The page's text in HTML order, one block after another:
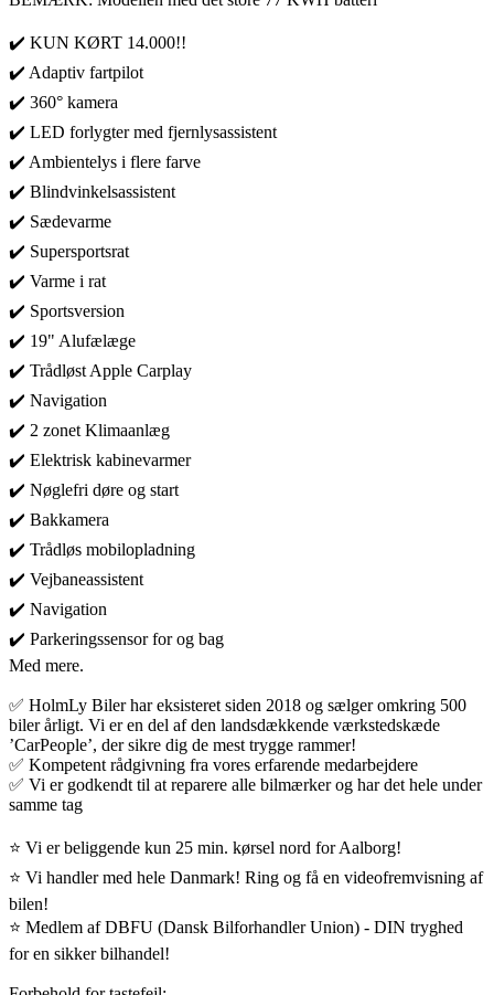
✔️ KUN KØRT 14.000!!
✔️ Adaptiv fartpilot
✔️ 360° kamera
✔️ LED forlygter med fjernlysassistent
✔️ Ambientelys i flere farve
✔️ Blindvinkelsassistent
✔️ Sædevarme
✔️ Supersportsrat
✔️ Varme i rat
✔️ Sportsversion
✔️ 19" Alufælæge
✔️ Trådløst Apple Carplay
✔️ Navigation
✔️ 2 zonet Klimaanlæg
✔️ Elektrisk kabinevarmer
✔️ Nøglefri døre og start
✔️ Bakkamera
✔️ Trådløs mobilopladning
✔️ Vejbaneassistent
✔️ Navigation
✔️ Parkeringssensor for og bag
Med mere.
✅ HolmLy Biler har eksisteret siden 2018 og sælger omkring 500
biler årligt. Vi er en del af den landsdækkende værkstedskæde
’CarPeople’, der sikre dig de mest trygge rammer!
✅ Kompetent rådgivning fra vores erfarende medarbejdere
✅ Vi er godkendt til at reparere alle bilmærker og har det hele under
samme tag
⭐ Vi er beliggende kun 25 min. kørsel nord for Aalborg!
⭐ Vi handler med hele Danmark! Ring og få en videofremvisning af
bilen!
⭐ Medlem af DBFU (Dansk Bilforhandler Union) - DIN tryghed
for en sikker bilhandel!